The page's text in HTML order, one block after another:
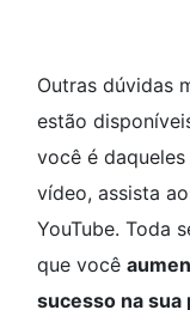
Outras dúvidas
estão
você é
vídeo, assista
YouTube. Toda
que você
sucesso na sua